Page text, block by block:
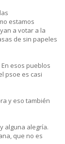
estamos
a votar a la
de sin papeles
esos pueblos
psoe es casi
y eso también
alguna alegría.
que no es